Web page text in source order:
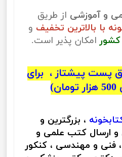
و آموزشی از طریق
با بالاترین تخفیف و
کشور امکان پذیر است.
پست پیشتاز ، برای
، بزرگترین و
و ارسال کتب علمی و
و مهندسی ، کنکور